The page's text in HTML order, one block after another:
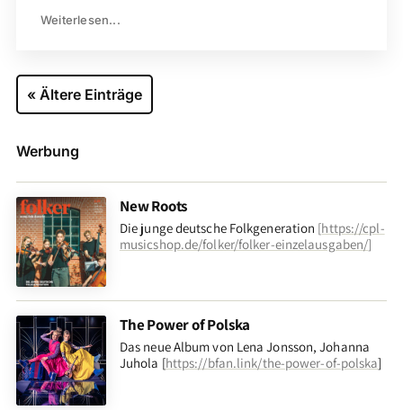
Weiterlesen...
« Ältere Einträge
Werbung
New Roots
Die junge deutsche Folkgeneration [https://cpl-
musicshop.de/folker/folker-einzelausgaben/]
The Power of Polska
Das neue Album von Lena Jonsson, Johanna
Juhola [https://bfan.link/the-power-of-polska]